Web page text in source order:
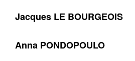
Jacques LE BOURGEOIS
Anna PONDOPOULO